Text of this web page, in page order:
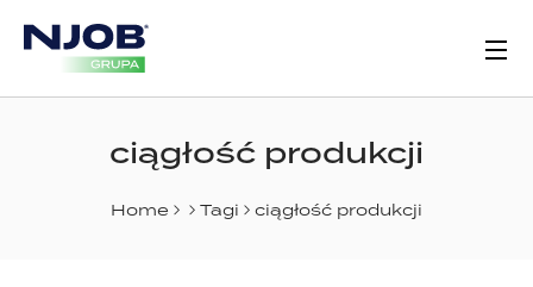
ciągłość produkcji
Home Tagi ciągłość produkcji